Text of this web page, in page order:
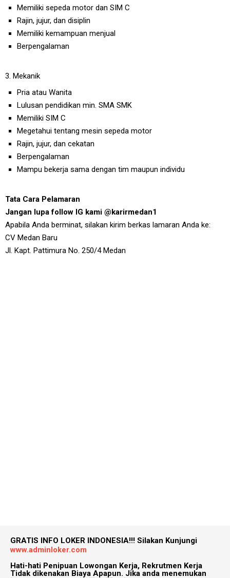
Memiliki sepeda motor dan SIM C
Rajin, jujur, dan disiplin
Memiliki kemampuan menjual
Berpengalaman
3. Mekanik
Pria atau Wanita
Lulusan pendidikan min. SMA SMK
Memiliki SIM C
Megetahui tentang mesin sepeda motor
Rajin, jujur, dan cekatan
Berpengalaman
Mampu bekerja sama dengan tim maupun individu
Tata Cara Pelamaran
Jangan lupa follow IG kami @karirmedan1
Apabila Anda berminat, silakan kirim berkas lamaran Anda ke:
CV Medan Baru
Jl. Kapt. Pattimura No. 250/4 Medan
GRATIS INFO LOKER INDONESIA!!! Silakan Kunjungi
www.adminloker.com
Hati-hati Penipuan Lowongan Kerja, Rekrutmen Kerja
Tidak dikenakan Biaya Apapun. Jika anda menemukan